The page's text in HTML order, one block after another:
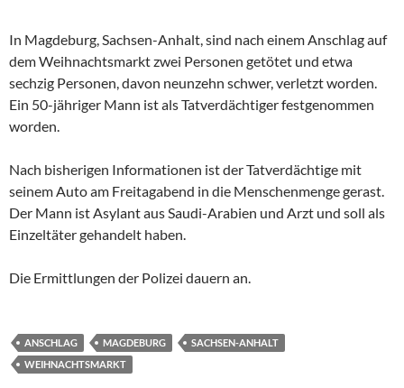
In Magdeburg, Sachsen-Anhalt, sind nach einem Anschlag auf
dem Weihnachtsmarkt zwei Personen getötet und etwa
sechzig Personen, davon neunzehn schwer, verletzt worden.
Ein 50-jähriger Mann ist als Tatverdächtiger festgenommen
worden.
Nach bisherigen Informationen ist der Tatverdächtige mit
seinem Auto am Freitagabend in die Menschenmenge gerast.
Der Mann ist Asylant aus Saudi-Arabien und Arzt und soll als
Einzeltäter gehandelt haben.
Die Ermittlungen der Polizei dauern an.
ANSCHLAG MAGDEBURG
SACHSEN-ANHALT
WEIHNACHTSMARKT